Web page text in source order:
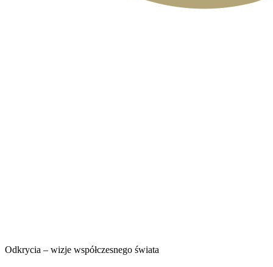
Odkrycia – wizje współczesnego świata